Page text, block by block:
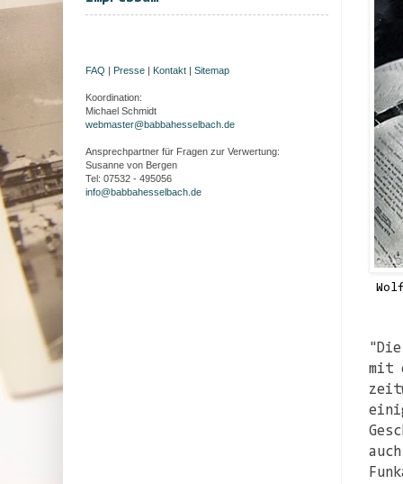
mit
FAQ | Presse | Kontakt | Sitemap
Koordination:
Michael Schmidt
webmaster@babbahesselbach.de
Ansprechpartner für Fragen zur Verwertung:
Susanne von Bergen
Tel: 07532 - 495056
info@babbahesselbach.de